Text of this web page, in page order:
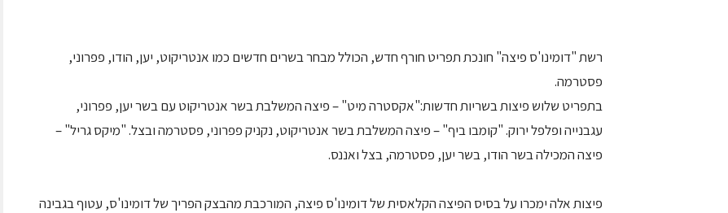
רשת "דומינו'ס פיצה" חונכת תפריט חורף חדש, הכולל מבחר בשרים חדשים כמו אנטריקוט, יען, הודו, פפרוני,
פסטרמה.
בתפריט שלוש פיצות בשריות חדשות:"אקסטרה מיט" – פיצה המשלבת בשר אנטריקוט עם בשר יען, פפרוני,
עגבנייה ופלפל ירוק. "קומבו ביף" – פיצה המשלבת בשר אנטריקוט, נקניק פפרוני, פסטרמה ובצל. "מיקס גריל" –
פיצה המכילה בשר הודו, בשר יען, פסטרמה, בצל ואננס.
פיצות אלה ימכרו על בסיס הפיצה הקלאסית של דומינו'ס פיצה, המורכבת מהבצק הפריך של דומינו'ס, עטוף בגבינה